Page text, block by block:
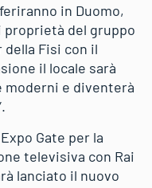
in Duomo,
proprietà del gruppo
della Fisi con il
il locale sarà
moderni e diventerà
Gate per la
televisiva con Rai
lanciato il nuovo